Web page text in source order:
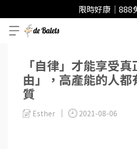
限時好康｜888
「自律」才能享受
由」，高產能的人都
質
Esther 2021-08-06